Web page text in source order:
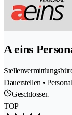
A eins
Dauerstellen •
Geschlossen
TOP